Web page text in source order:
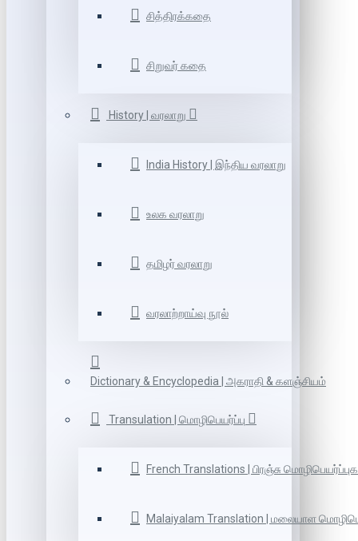
சித்திரக்கதை
சிறுவர் கதை
History | வரலாறு
India History | இந்திய வரலாறு
உலக வரலாறு
தமிழர் வரலாறு
வரலாற்றாய்வு நூல்
Dictionary & Encyclopedia | அகராதி & களஞ்சியம்
Transulation | மொழிபெயர்ப்பு
French Translations | பிரஞ்சு
Malaiyalam Translation | மலையாள